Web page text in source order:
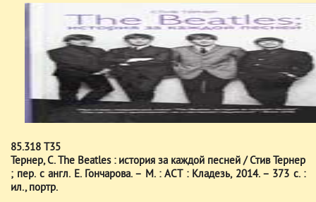
85.318 Т35
Тернер, С. The Beatles : история за каждой песней / Стив Тернер
; пер. с англ. Е. Гончарова. – М. : АСТ : Кладезь, 2014. – 373 с. :
ил., портр.